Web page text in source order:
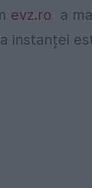
evz.ro a
instanței